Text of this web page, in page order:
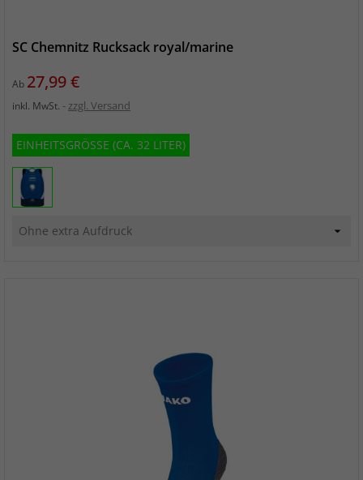
SC Chemnitz Rucksack royal/marine
Ab Preis
27,99 €
inkl. MwSt. zzgl. Versand
EINHEITSGRÖSSE (CA. 32 LITER)